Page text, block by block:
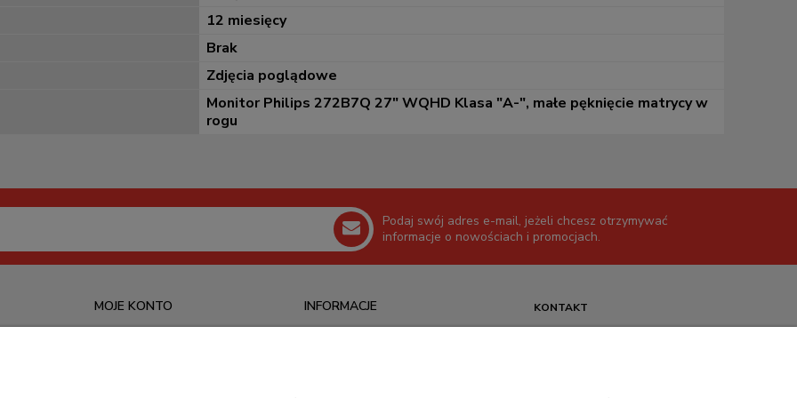
12 miesięcy
Brak
Zdjęcia poglądowe
Monitor Philips 272B7Q 27" WQHD Klasa "A-", małe pęknięcie matrycy w
rogu
Podaj swój adres e-mail, jeżeli chcesz otrzymywać
informacje o nowościach i promocjach.
KONTAKT
MOJE KONTO INFORMACJE